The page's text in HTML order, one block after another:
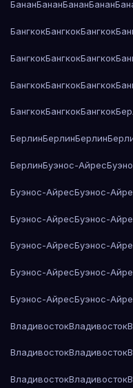
БананБананБананБанан
БангкокБангкокБангкок
БангкокБангкокБангкок
БангкокБангкокБангкок
БангкокБангкокБангкок
БерлинБерлинБерлин
БерлинБуэнос-Айрес
Буэнос-АйресБуэнос-
Буэнос-АйресБуэнос-
Буэнос-АйресБуэнос-
Буэнос-АйресБуэнос-
Буэнос-АйресБуэнос-
ВладивостокВладивосток
ВладивостокВладивосток
ВладивостокВладивосток